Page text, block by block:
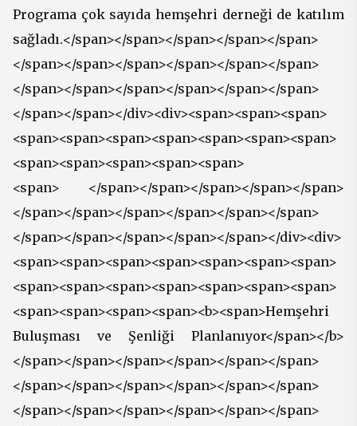
Programa çok sayıda hemşehri derneği de katılım
sağladı.</span></span></span></span></span>
</span></span></span></span></span></span>
</span></span></span></span></span></span>
</span></span></div><div><span><span><span>
<span><span><span><span><span><span><span>
<span><span><span><span><span>
<span> </span></span></span></span></span>
</span></span></span></span></span></span>
</span></span></span></span></span></div><div>
<span><span><span><span><span><span><span>
<span><span><span><span><span><span><span>
<span><span><span><span><b><span>Hemşehri
Buluşması ve Şenliği Planlanıyor</span></b>
</span></span></span></span></span></span>
</span></span></span></span></span></span>
</span></span></span></span></span></span>